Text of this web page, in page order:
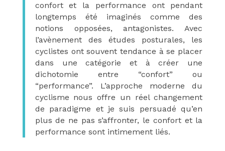
confort et la performance ont pendant
longtemps été imaginés comme des
notions opposées, antagonistes. Avec
l’avènement des études posturales, les
cyclistes ont souvent tendance à se placer
dans une catégorie et à créer une
dichotomie entre “confort” ou
“performance”. L’approche moderne du
cyclisme nous offre un réel changement
de paradigme et je suis persuadé qu’en
plus de ne pas s’affronter, le confort et la
performance sont intimement liés.